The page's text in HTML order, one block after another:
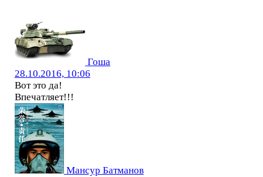
Гоша
28.10.2016, 10:06
Вот это да!
Впечатляет!!!
Мансур Батманов